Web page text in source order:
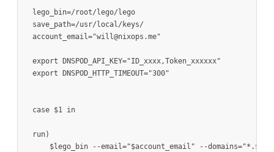
lego_bin=/root/lego/lego
save_path=/usr/local/keys/
account_email="will@nixops.me"
export DNSPOD_API_KEY="ID_xxxx,Token_xxxxxx"
export DNSPOD_HTTP_TIMEOUT="300"
case $1 in
run)
$lego_bin --email="$account_email" --